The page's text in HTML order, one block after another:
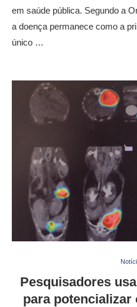
em saúde pública. Segundo a
a doença permanece como a
único …
Pesquisadores
para potencializar